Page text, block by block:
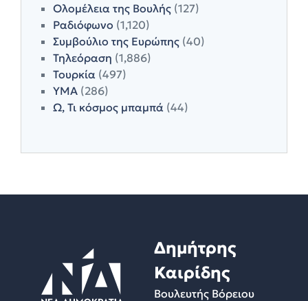
Ολομέλεια της Βουλής (127)
Ραδιόφωνο (1,120)
Συμβούλιο της Ευρώπης (40)
Τηλεόραση (1,886)
Τουρκία (497)
ΥΜΑ (286)
Ω, Τι κόσμος μπαμπά (44)
Δημήτρης
Καιρίδης
Βουλευτής Βόρειου